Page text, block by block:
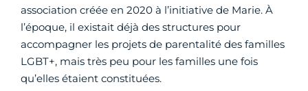
association créée en 2020 à l’initiative de Marie. À
l’époque, il existait déjà des structures pour
accompagner les projets de parentalité des familles
LGBT+, mais très peu pour les familles une fois
qu’elles étaient constituées.